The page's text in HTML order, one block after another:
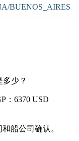
BUENOS_AIRES
少？
：6370 USD
船公司确认。